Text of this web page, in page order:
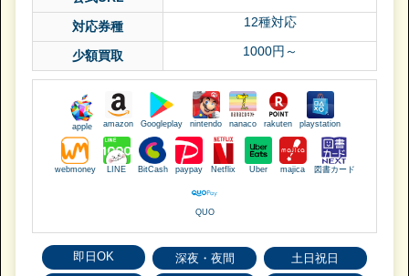
対応券種 12種対応
少額買取 1000円～
apple amazon Googleplay nintendo nanaco rakuten playstation
webmoney LINE BitCash paypay Netflix Uber majica 図書カード
QUO
即日OK 深夜・夜間
土日祝日